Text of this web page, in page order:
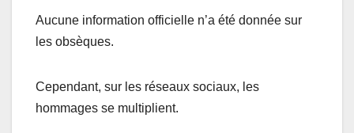
Aucune information officielle n’a été donnée sur
les obsèques.
Cependant, sur les réseaux sociaux, les
hommages se multiplient.